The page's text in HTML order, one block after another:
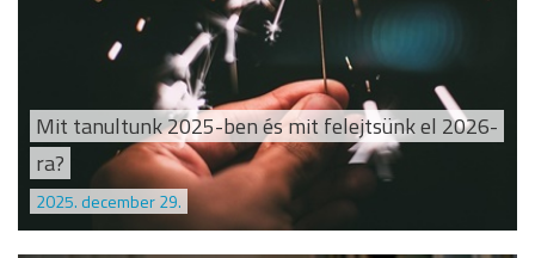
Mit tanultunk 2025-ben és mit felejtsünk el 2026-
ra?
2025. december 29.